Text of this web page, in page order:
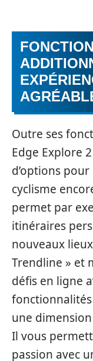
Outre ses
Edge Explore
d’options
cyclisme
permet par
itinéraires
nouveaux
Trendline » et
défis en ligne
une
Il vous
passion avec